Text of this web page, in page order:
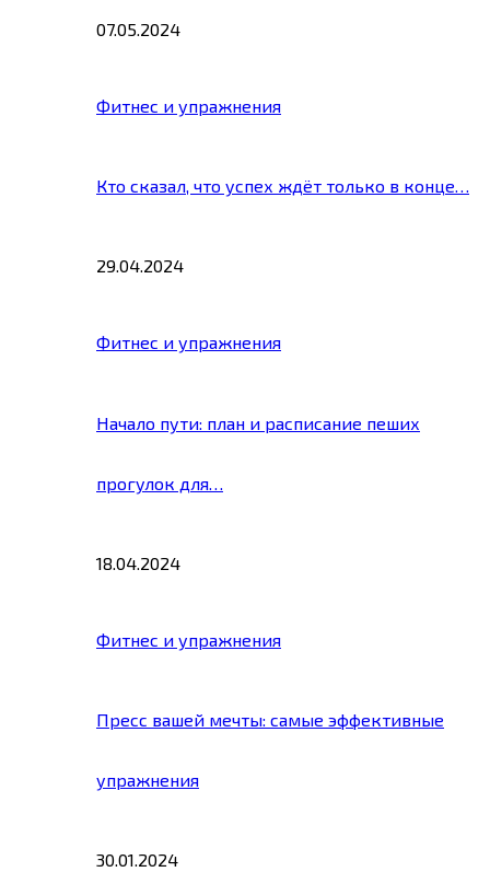
07.05.2024
Фитнес и упражнения
Кто сказал, что успех ждёт только в конце…
29.04.2024
Фитнес и упражнения
Начало пути: план и расписание пеших
прогулок для…
18.04.2024
Фитнес и упражнения
Пресс вашей мечты: самые эффективные
упражнения
30.01.2024